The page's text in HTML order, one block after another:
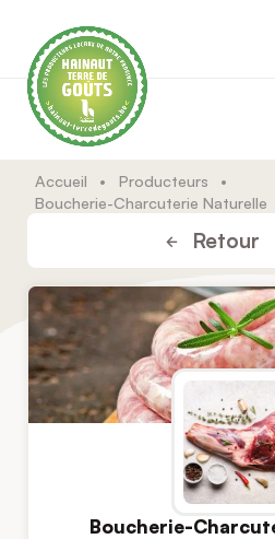
Accueil • Producteurs
•
Boucherie-Charcuterie Naturelle
Retour
Boucherie-